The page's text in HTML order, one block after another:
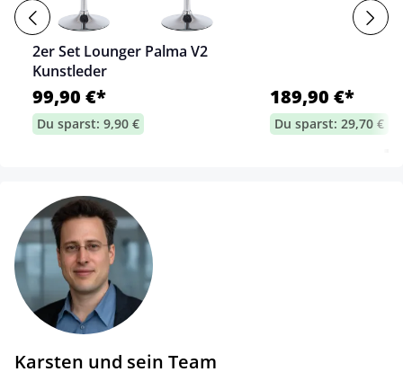
2er Set Lounger Palma V2
Kunstleder
99,90 €*
Du sparst: 9,90 €
189,90 €*
Du sparst: 29,70 €
Karsten und sein Team